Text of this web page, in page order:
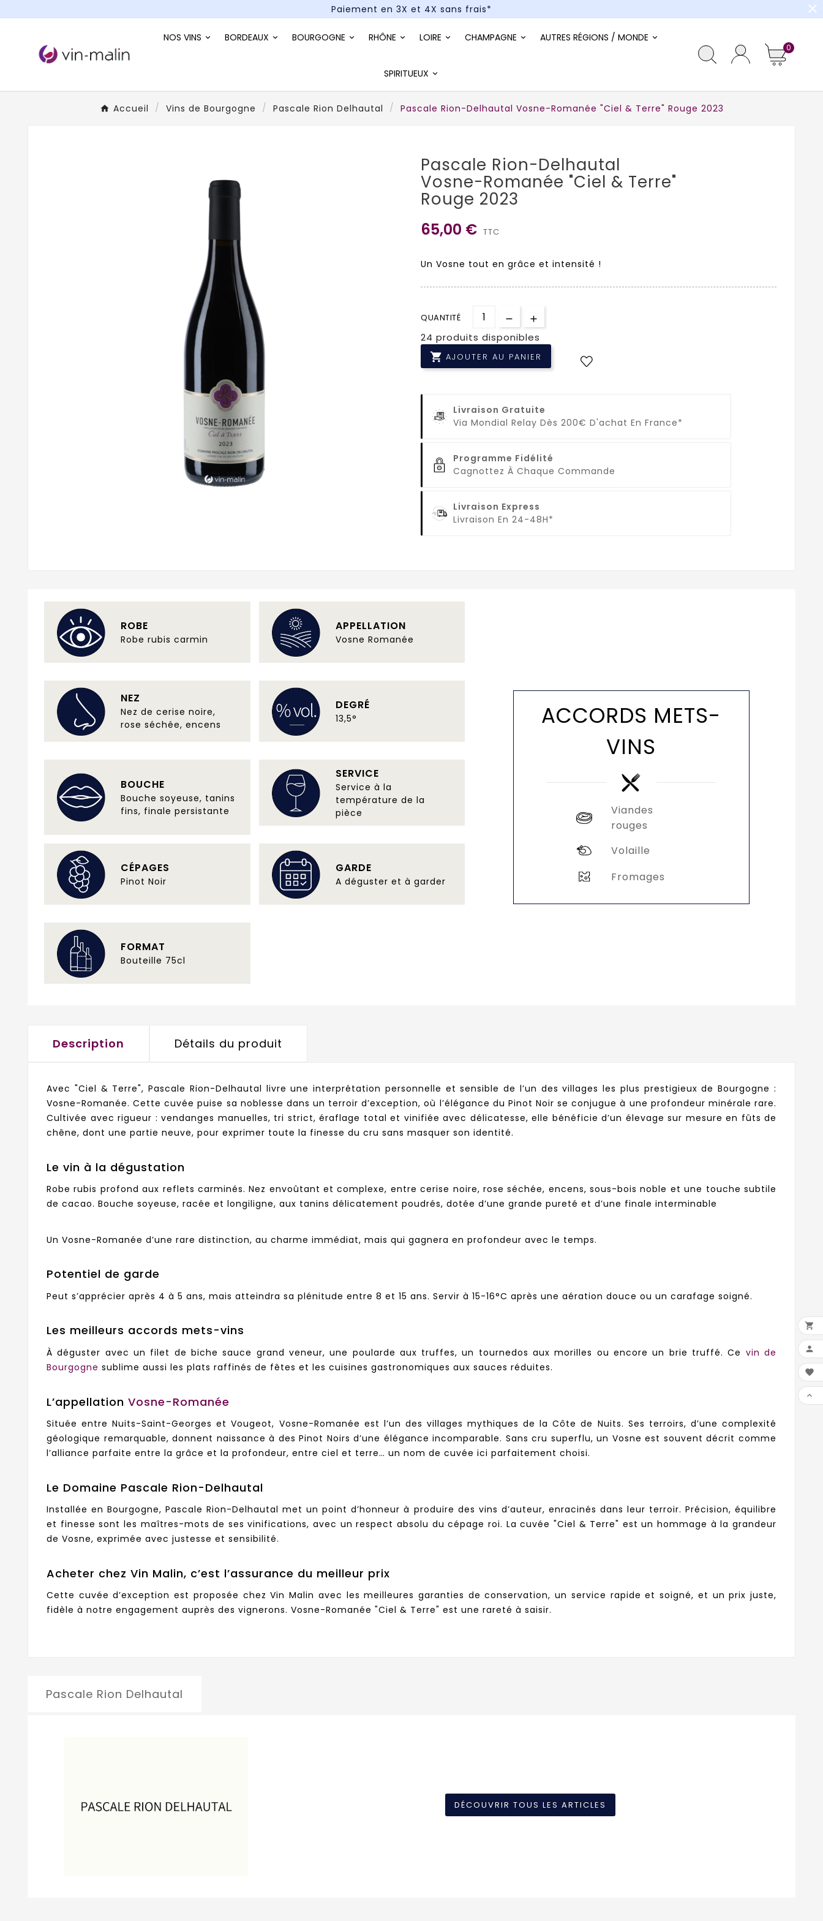
Paiement en 3X et 4X sans frais*
close
NOS VINS BORDEAUX BOURGOGNE RHÔNE LOIRE CHAMPAGNE AUTRES RÉGIONS / MONDE
SPIRITUEUX
0
Accueil Vins de Bourgogne Pascale Rion Delhautal Pascale Rion-Delhautal Vosne-Romanée "Ciel & Terre" Rouge 2023
Pascale Rion-Delhautal
Vosne-Romanée "Ciel & Terre"
Rouge 2023
65,00 € TTC
Un Vosne tout en grâce et intensité !
QUANTITÉ
24 produits disponibles
 AJOUTER AU PANIER
Livraison Gratuite
Via Mondial Relay Dès 200€ D'achat En France*
Programme Fidélité
Cagnottez À Chaque Commande
Livraison Express
Livraison En 24-48H*
ROBE
Robe rubis carmin
APPELLATION
Vosne Romanée
NEZ
Nez de cerise noire,
rose séchée, encens
DEGRÉ
13,5°
BOUCHE
Bouche soyeuse, tanins
fins, finale persistante
SERVICE
Service à la
température de la
pièce
CÉPAGES
Pinot Noir
GARDE
A déguster et à garder
FORMAT
Bouteille 75cl
ACCORDS METS-
VINS
Viandes
rouges
Volaille
Fromages
Description Détails du produit
Avec "Ciel & Terre", Pascale Rion-Delhautal livre une interprétation personnelle et sensible de l’un des villages les plus prestigieux de Bourgogne :
Vosne-Romanée. Cette cuvée puise sa noblesse dans un terroir d’exception, où l’élégance du Pinot Noir se conjugue à une profondeur minérale rare.
Cultivée avec rigueur : vendanges manuelles, tri strict, éraflage total et vinifiée avec délicatesse, elle bénéficie d’un élevage sur mesure en fûts de
chêne, dont une partie neuve, pour exprimer toute la finesse du cru sans masquer son identité.
Le vin à la dégustation
Robe rubis profond aux reflets carminés. Nez envoûtant et complexe, entre cerise noire, rose séchée, encens, sous-bois noble et une touche subtile
de cacao. Bouche soyeuse, racée et longiligne, aux tanins délicatement poudrés, dotée d’une grande pureté et d’une finale interminable
Un Vosne-Romanée d’une rare distinction, au charme immédiat, mais qui gagnera en profondeur avec le temps.
Potentiel de garde
Peut s’apprécier après 4 à 5 ans, mais atteindra sa plénitude entre 8 et 15 ans. Servir à 15-16°C après une aération douce ou un carafage soigné.
Les meilleurs accords mets-vins
À déguster avec un filet de biche sauce grand veneur, une poularde aux truffes, un tournedos aux morilles ou encore un brie truffé. Ce vin de
Bourgogne sublime aussi les plats raffinés de fêtes et les cuisines gastronomiques aux sauces réduites.
L’appellation Vosne-Romanée
Située entre Nuits-Saint-Georges et Vougeot, Vosne-Romanée est l’un des villages mythiques de la Côte de Nuits. Ses terroirs, d’une complexité
géologique remarquable, donnent naissance à des Pinot Noirs d’une élégance incomparable. Sans cru superflu, un Vosne est souvent décrit comme
l’alliance parfaite entre la grâce et la profondeur, entre ciel et terre… un nom de cuvée ici parfaitement choisi.
Le Domaine Pascale Rion-Delhautal
Installée en Bourgogne, Pascale Rion-Delhautal met un point d’honneur à produire des vins d’auteur, enracinés dans leur terroir. Précision, équilibre
et finesse sont les maîtres-mots de ses vinifications, avec un respect absolu du cépage roi. La cuvée "Ciel & Terre" est un hommage à la grandeur
de Vosne, exprimée avec justesse et sensibilité.
Acheter chez Vin Malin, c’est l’assurance du meilleur prix
Cette cuvée d’exception est proposée chez Vin Malin avec les meilleures garanties de conservation, un service rapide et soigné, et un prix juste,
fidèle à notre engagement auprès des vignerons. Vosne-Romanée "Ciel & Terre" est une rareté à saisir.
Pascale Rion Delhautal
DÉCOUVRIR TOUS LES ARTICLES



